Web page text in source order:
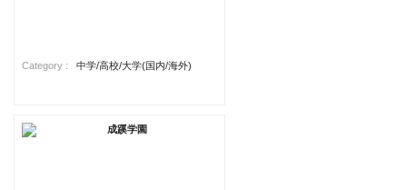
Category : 中学/高校/大学(国内/海外)